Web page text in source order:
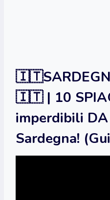
🇮🇹 | 10
imperdibili DA
Sardegna!